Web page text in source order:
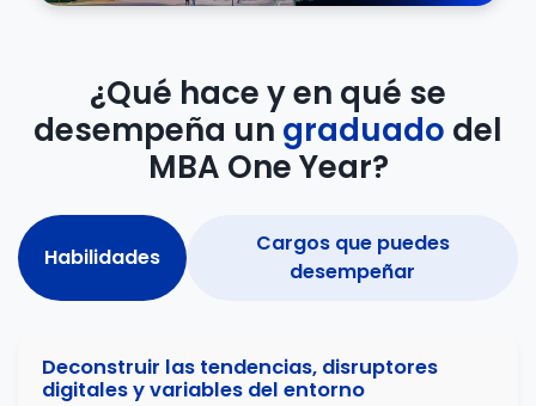
¿Qué hace y en qué se
desempeña un graduado del
MBA One Year?
Habilidades
Cargos que puedes
desempeñar
Deconstruir las tendencias, disruptores
digitales y variables del entorno